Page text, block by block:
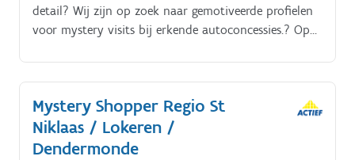
detail? Wij zijn op zoek naar gemotiveerde profielen
voor mystery visits bij erkende autoconcessies.? Op
Automotive Mystery Shopper!
Mystery Shopper Regio St
Niklaas / Lokeren /
Dendermonde